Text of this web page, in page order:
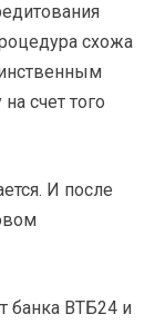
схожа
счет того
И после
банка ВТБ24 и